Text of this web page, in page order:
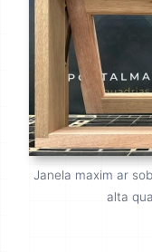
Janela maxim ar
alta